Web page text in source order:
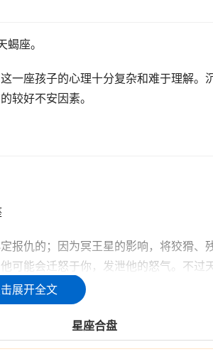
座。
一座孩子的心理十分复杂和难于理解。
较好不安因素。
报仇的；因为冥王星的影响，将狡猾、
可能会迁怒于你，发泄他的怒气。不过
死，永不退缩的！
表作者本人。本站仅提供信息存储空间服务，
内容，请联系站长举报，一经查实，本站将立
展开全文
星座合盘